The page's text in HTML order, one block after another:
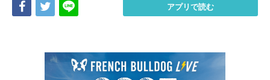
Share Tweet アプリで読む